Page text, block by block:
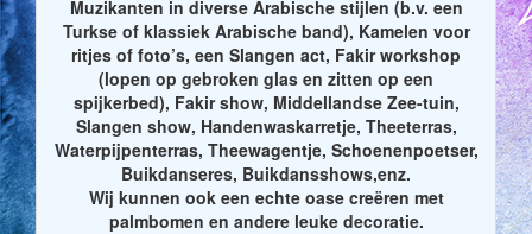
Muzikanten in diverse Arabische stijlen (b.v. een
Turkse of klassiek Arabische band), Kamelen voor
ritjes of foto’s, een Slangen act, Fakir workshop
(lopen op gebroken glas en zitten op een
spijkerbed), Fakir show, Middellandse Zee-tuin,
Slangen show, Handenwaskarretje, Theeterras,
Waterpijpenterras, Theewagentje, Schoenenpoetser,
Buikdanseres, Buikdansshows,enz.
Wij kunnen ook een echte oase creëren met
palmbomen en andere leuke decoratie.